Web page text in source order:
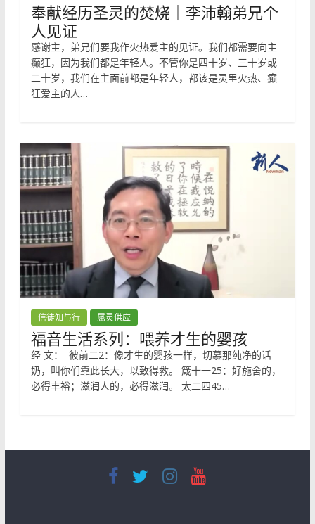
奉献经历圣灵的焚烧｜李沛翰弟兄个
人见证
感谢主，弟兄们要我作火热爱主的见证。我们都需要向主
癫狂，因为我们都是年轻人。不管你是四十岁、三十岁或
二十岁，我们在主面前都是年轻人，都该是灵里火热、癫
狂爱主的人…
信徒知与行 属灵供应
福音生活系列：喂养才生的婴孩
经 文： 彼前二2：像才生的婴孩一样，切慕那纯净的话
奶，叫你们靠此长大，以致得救。 箴十一25：好施舍的，
必得丰裕；滋润人的，必得滋润。 太二四45…